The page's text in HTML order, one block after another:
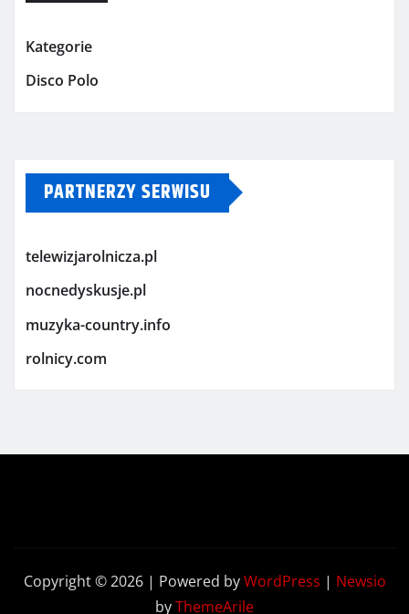
Kategorie
Disco Polo
PARTNERZY SERWISU
telewizjarolnicza.pl
nocnedyskusje.pl
muzyka-country.info
rolnicy.com
Copyright © 2026 | Powered byWordPress | Newsio
byThemeArile